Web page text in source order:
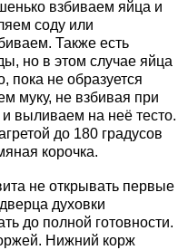
взбиваем яйца и
соду или
Также есть
но в этом случае яйца
пока не образуется
муку, не взбивая при
выливаем на неё тесто.
до 180 градусов
корочка.
не открывать первые
духовки
до полной готовности.
Нижний корж